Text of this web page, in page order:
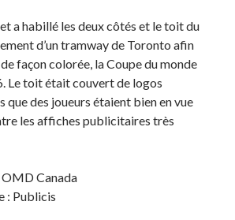
a habillé les deux côtés et le toit du
d’un tramway de Toronto afin
façon colorée, la Coupe du monde
Le toit était couvert de logos
que des joueurs étaient bien en vue
les affiches publicitaires très
Canada
: Publicis